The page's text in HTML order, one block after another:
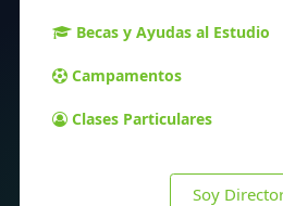
Becas y Ayudas al Estudio
Campamentos
Clases Particulares
Soy